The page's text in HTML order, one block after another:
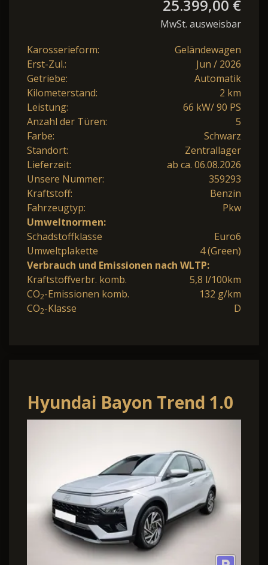
25.399,00 €
MwSt. ausweisbar
Karosserieform:
Geländewagen
Erst-Zul.:
Jun / 2026
Getriebe:
Automatik
Kilometerstand:
2 km
Leistung:
66 kW/ 90 PS
Anzahl der Türen:
5
Farbe:
Schwarz
Standort:
Zentrallager
Lieferzeit:
ab ca. 06.08.2026
Unsere Nummer:
359293
Kraftstoff:
Benzin
Fahrzeugtyp:
Pkw
Umweltnormen:
Schadstoffklasse
Euro6
Umweltplakette
4 (Green)
Verbrauch und Emissionen nach WLTP:
Kraftstoffverbr. komb.
5,8 l/100km
CO2-Emissionen komb.
132 g/km
CO2-Klasse D
Hyundai Bayon Trend 1.0
T-GDI 90PS
Klimaautomatik Rückf